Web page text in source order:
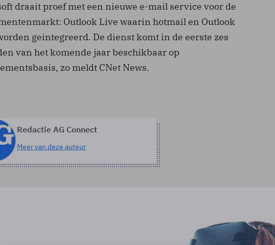
draait proef met een nieuwe e-mail service voor de
Outlook Live waarin hotmail en Outlook
geintegreerd. De dienst komt in de eerste zes
van het komende jaar beschikbaar op
zo meldt CNet News.
Redactie AG Connect
Meer van deze auteur